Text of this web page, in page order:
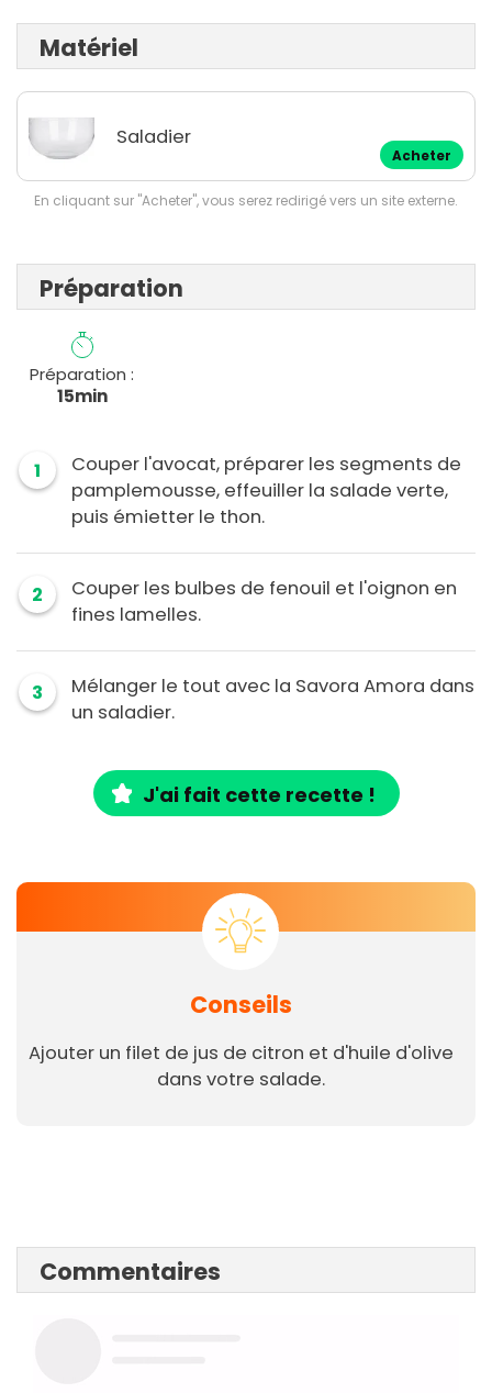
Matériel
Saladier
Acheter
En cliquant sur "Acheter", vous serez redirigé vers un site externe.
Préparation
Préparation :
15min
1
Couper l'avocat, préparer les segments de
pamplemousse, effeuiller la salade verte,
puis émietter le thon.
2
Couper les bulbes de fenouil et l'oignon en
fines lamelles.
3
Mélanger le tout avec la Savora Amora dans
un saladier.
J'ai fait cette recette !
Conseils
Ajouter un filet de jus de citron et d'huile d'olive
dans votre salade.
Commentaires